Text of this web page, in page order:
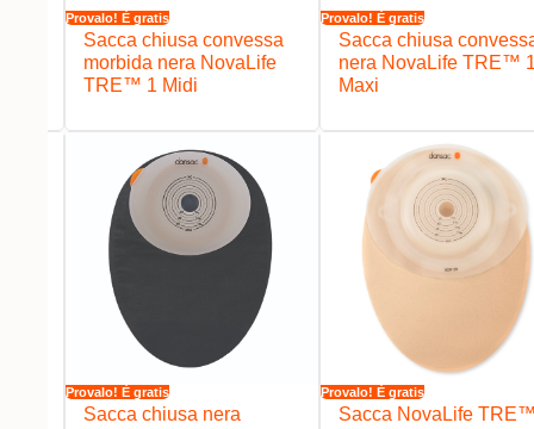
Provalo! È gratis
Sacca chiusa convessa
morbida nera NovaLife
TRE™ 1 Midi
Provalo! È gratis
Sacca chiusa
nera NovaLife TRE™ 1
Maxi
Provalo! È gratis
Sacca chiusa nera
Provalo! È gratis
Sacca NovaLife